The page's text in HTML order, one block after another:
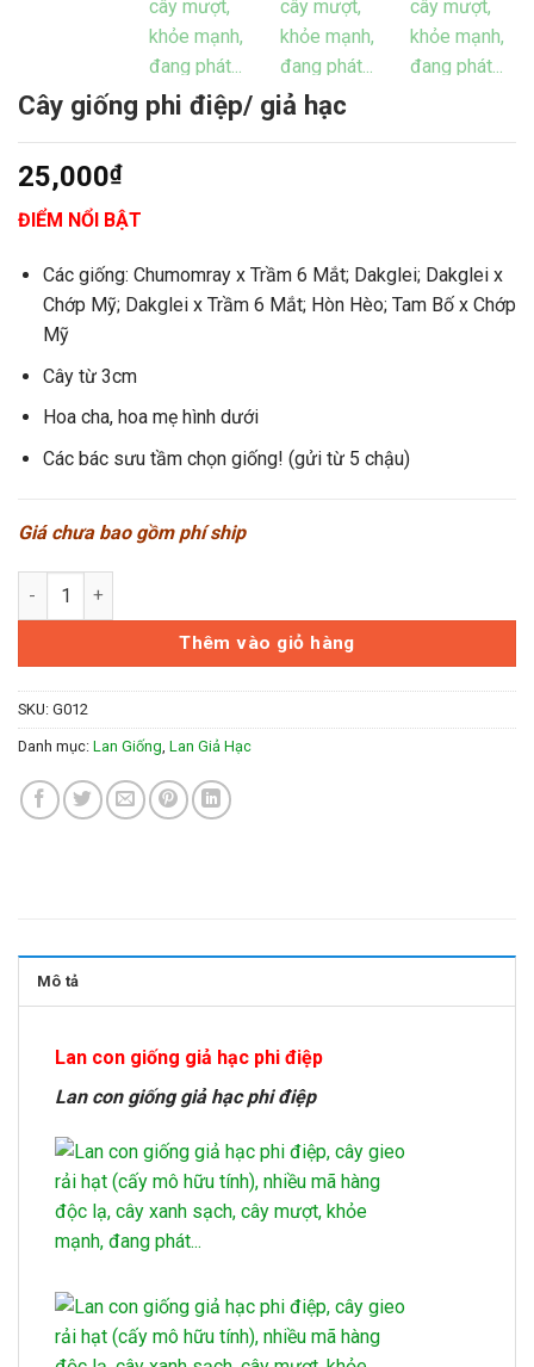
Cây giống phi điệp/ giả hạc
25,000₫
ĐIỂM NỔI BẬT
Các giống: Chumomray x Trầm 6 Mắt; Dakglei; Dakglei x
Chớp Mỹ; Dakglei x Trầm 6 Mắt; Hòn Hèo; Tam Bố x Chớp
Mỹ
Cây từ 3cm
Hoa cha, hoa mẹ hình dưới
Các bác sưu tầm chọn giống! (gửi từ 5 chậu)
Giá chưa bao gồm phí ship
Cây giống phi điệp/ giả hạc số lượng
Thêm vào giỏ hàng
SKU: G012
Danh mục: Lan Giống, Lan Giả Hạc
Mô tả
Lan con giống giả hạc phi điệp
Lan con giống giả hạc phi điệp